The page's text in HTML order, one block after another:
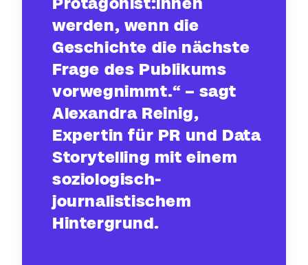
werden, wenn die
Geschichte die nächste
Frage des Publikums
vorwegnimmt.“ – sagt
Alexandra Reinig,
Expertin für PR und Data
Storytelling mit einem
soziologisch-
journalistischem
Hintergrund.